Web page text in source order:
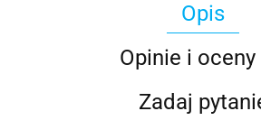
Opis
Opinie i oceny
Zadaj